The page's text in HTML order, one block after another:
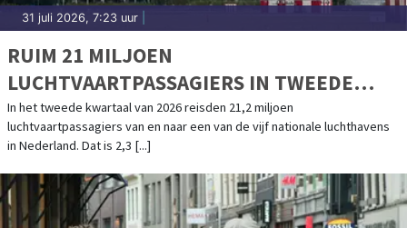
31 juli 2026, 7:23 uur
RUIM 21 MILJOEN
LUCHTVAARTPASSAGIERS IN TWEEDE
KWARTAAL, WEL MINDER VLUCHTEN
In het tweede kwartaal van 2026 reisden 21,2 miljoen
luchtvaartpassagiers van en naar een van de vijf nationale luchthavens
in Nederland. Dat is 2,3 [...]